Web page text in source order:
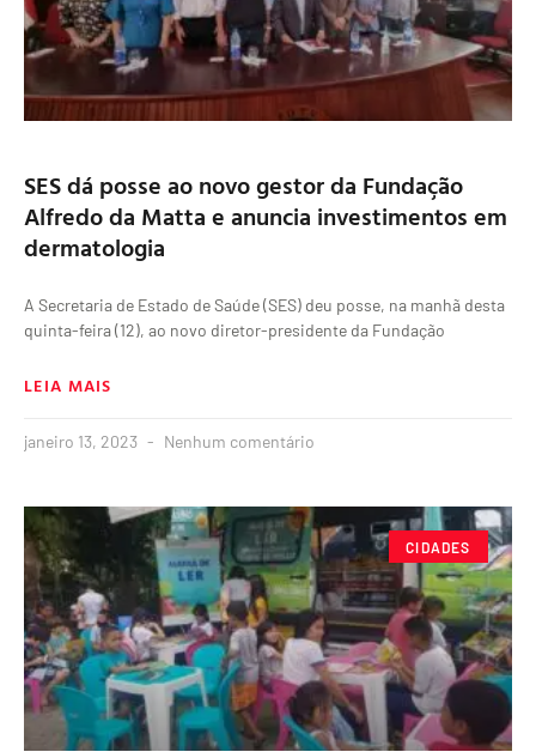
SES dá posse ao novo gestor da Fundação
Alfredo da Matta e anuncia investimentos em
dermatologia
A Secretaria de Estado de Saúde (SES) deu posse, na manhã desta
quinta-feira (12), ao novo diretor-presidente da Fundação
LEIA MAIS
janeiro 13, 2023 Nenhum comentário
CIDADES